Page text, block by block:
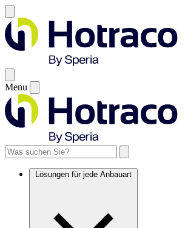
Menu
Lösungen für jede Anbauart